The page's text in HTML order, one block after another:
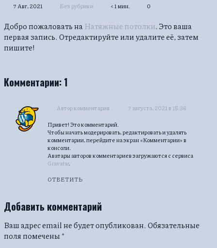
7 Авг, 2021 Без рубрики < 1 мин. 0
Добро пожаловать наНатяжные потолки. Это ваша
первая запись. Отредактируйте или удалите её, затем
пишите!
Комментарии: 1
Автор комментария
7 августа, 2021 в 15:36
Привет! Это комментарий.
Чтобы начать модерировать, редактировать и удалять
комментарии, перейдите на экран «Комментарии» в
консоли.
Аватары авторов комментариев загружаются с сервиса
Gravatar.
ОТВЕТИТЬ
Добавить комментарий
Ваш адрес email не будет опубликован. Обязательные
поля помечены *